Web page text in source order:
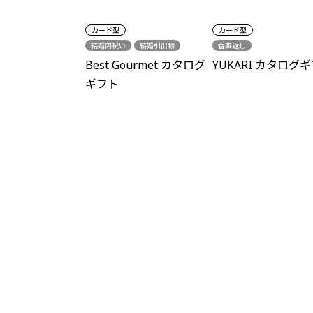
カード型
結婚内祝い
結婚引出物
結婚祝い
新築祝い
各種内祝い
Best Gourmet カタログ
ギフト
カード型
香典返し
YUKARI カタログ